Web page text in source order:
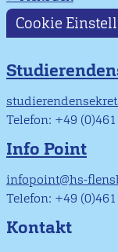
Cookie
Telefon: +49
Info Point
infopoint@hs-
Telefon: +49
Kontakt